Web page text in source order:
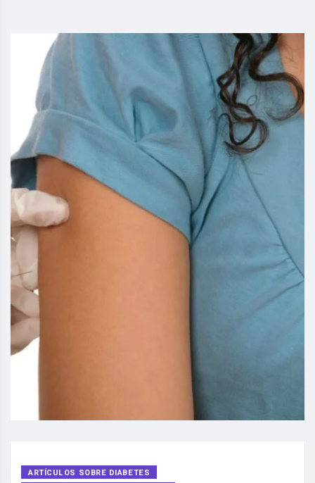
ARTÍCULOS SOBRE DIABETES